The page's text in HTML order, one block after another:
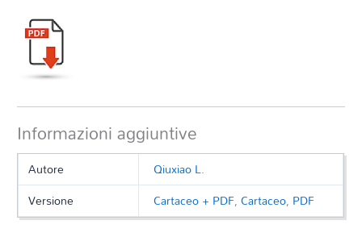
Informazioni aggiuntive
Autore
Qiuxiao L.
Versione
Cartaceo + PDF,Cartaceo, PDF